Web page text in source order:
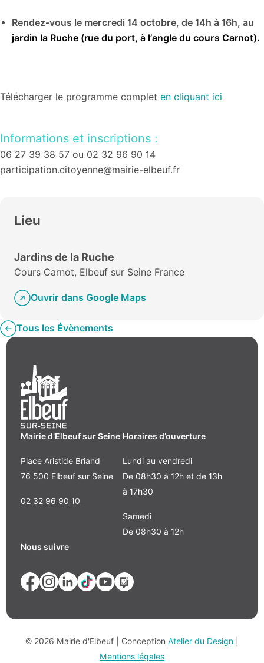
Rendez-vous le mercredi 14 octobre, de 14h à 16h, au
jardin la Ruche (rue du port, à l’angle du cours Carnot).
Télécharger le programme complet en cliquant ici
Informations et inscriptions :
06 27 39 38 57 ou 02 32 96 90 14
participation.citoyenne@mairie-elbeuf.fr
Lieu
Jardins de la Ruche
Cours Carnot, Elbeuf sur Seine France
Ouvrir dans Google Maps
Tous les Évènements
Mairie d’Elbeuf sur Seine
Place Aristide Briand
76 500 Elbeuf sur Seine
02 32 96 90 10
Horaires d’ouverture
Lundi au vendredi
De 08h30 à 12h et de 13h
à 17h30
Samedi
De 08h30 à 12h
Nous suivre
© 2026 Mairie d'Elbeuf | Conception Atelier du Design
Mentions légales